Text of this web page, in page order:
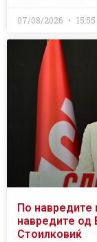
07/08/2026 15:55
По навредите
навредите од
Стоилковиќ